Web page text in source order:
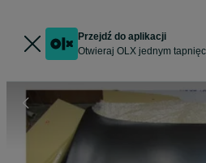
Przejdź do aplikacji
Otwieraj OLX jednym